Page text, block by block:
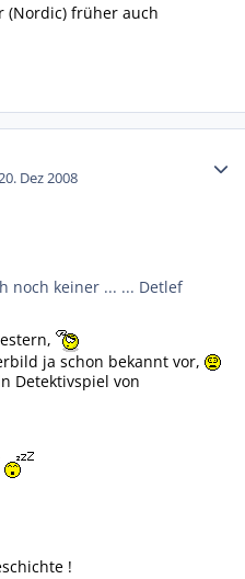
(Nordic) früher auch
Dez 2008
noch keiner ... ... Detlef
ja schon bekannt vor,
Detektivspiel von
!